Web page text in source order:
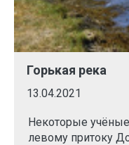
Горькая река
13.04.2021
Некоторые
левому притоку